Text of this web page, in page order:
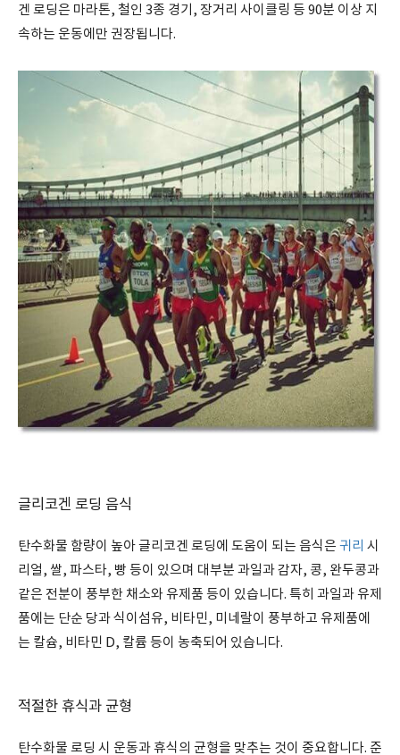
겐 로딩은 마라톤, 철인 3종 경기, 장거리 사이클링 등 90분 이상 지
속하는 운동에만 권장됩니다.
글리코겐 로딩 음식
탄수화물 함량이 높아 글리코겐 로딩에 도움이 되는 음식은 귀리 시
리얼, 쌀, 파스타, 빵 등이 있으며 대부분 과일과 감자, 콩, 완두콩과
같은 전분이 풍부한 채소와 유제품 등이 있습니다. 특히 과일과 유제
품에는 단순 당과 식이섬유, 비타민, 미네랄이 풍부하고 유제품에
는 칼슘, 비타민 D, 칼륨 등이 농축되어 있습니다.
적절한 휴식과 균형
탄수화물 로딩 시 운동과 휴식의 균형을 맞추는 것이 중요합니다. 준